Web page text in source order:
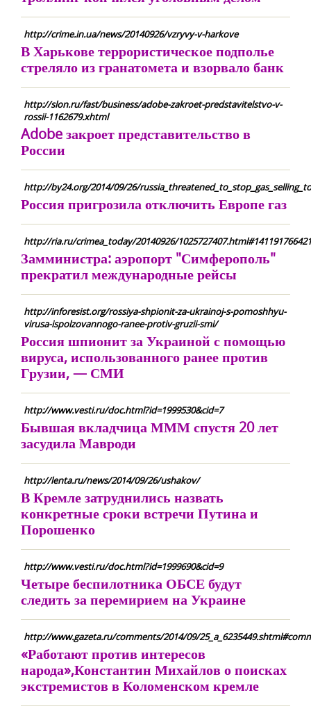
http://crime.in.ua/news/20140926/vzryvy-v-harkove
В Харькове террористическое подполье
стреляло из гранатомета и взорвало банк
http://slon.ru/fast/business/adobe-zakroet-predstavitelstvo-v-
rossii-1162679.xhtml
Adobe закроет представительство в
России
http://by24.org/2014/09/26/
Россия пригрозила отключить Европе газ
http://ria.ru/crimea_today/20140926/
Замминистра: аэропорт "Симферополь"
прекратил международные рейсы
http://inforesist.org/rossiya-shpionit-za-ukrainoj-s-pomoshhyu-
virusa-ispolzovannogo-ranee-protiv-gruzii-smi/
Россия шпионит за Украиной с помощью
вируса, использованного ранее против
Грузии, — СМИ
http://www.vesti.ru/doc.html?id=1999530&cid=7
Бывшая вкладчица МММ спустя 20 лет
засудила Мавроди
http://lenta.ru/news/2014/09/26/ushakov/
В Кремле затруднились назвать
конкретные сроки встречи Путина и
Порошенко
http://www.vesti.ru/doc.html?id=1999690&cid=9
Четыре беспилотника ОБСЕ будут
следить за перемирием на Украине
http://www.gazeta.ru/comments/2014/09/
«Работают против интересов
народа»,Константин Михайлов о поисках
экстремистов в Коломенском кремле